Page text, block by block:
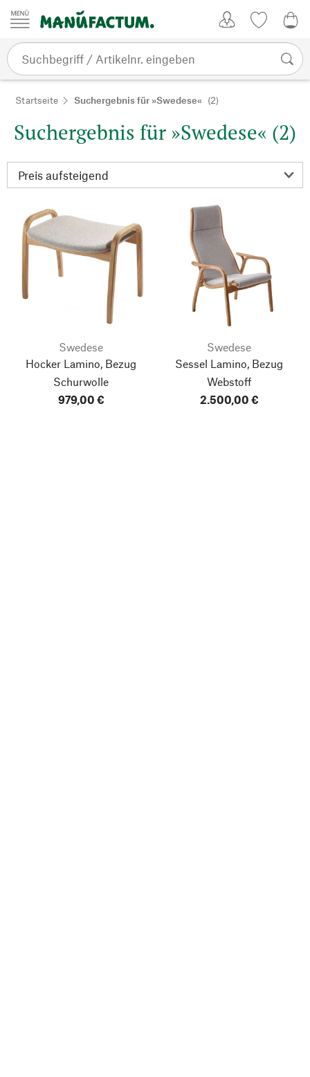
Zum Inhalt springen
Startseite Suchergebnis für »Swedese« (2)
Suchergebnis für »Swedese« (2)
Swedese
Hocker Lamino, Bezug
Schurwolle
979,00 €
Swedese
Sessel Lamino, Bezug
Webstoff
2.500,00 €